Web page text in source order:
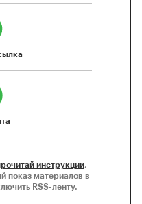
инструкции,
показ материалов в
RSS-ленту.